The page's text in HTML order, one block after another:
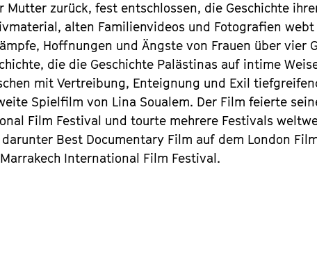
Mutter zurück, fest entschlossen, die Geschichte
alten Familienvideos und Fotografien
Hoffnungen und Ängste von Frauen über vier
die die Geschichte Palästinas auf intime
mit Vertreibung, Enteignung und Exil
Spielfilm von Lina Soualem. Der Film feierte
Film Festival und tourte mehrere Festivals
Best Documentary Film auf dem London
International Film Festival.